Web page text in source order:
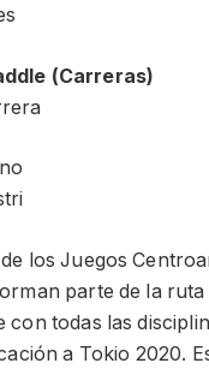
(Carreras)
los Juegos
parte de la
con todas las
a Tokio 2020.